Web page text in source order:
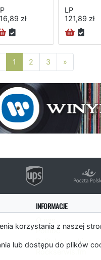
korzystania z naszej
lub dostępu do plików
zł
LP
121,89 zł
Poprzednia strona
1 2 3 »
INFORMACJE
Pomoc
Polityka cookies